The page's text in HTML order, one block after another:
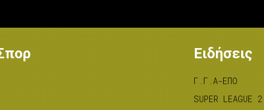
Ειδήσεις
Γ.Γ.Α-ΕΠΟ
SUPER LEAGUE 2